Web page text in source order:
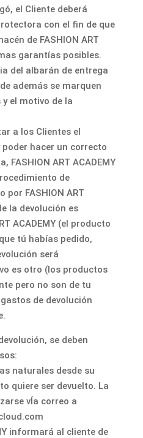
el Cliente deberá
con el fin de que
de FASHION ART
garantías posibles.
del albarán de entrega
además se marquen
el motivo de la
a los Clientes el
hacer un correcto
FASHION ART ACADEMY
de
por FASHION ART
la devolución es
ACADEMY (el producto
tú habías pedido,
será
es otro (los productos
pero no son de tu
de devolución
se deben
naturales desde su
quiere ser devuelto. La
vÍa correo a
informará al cliente de